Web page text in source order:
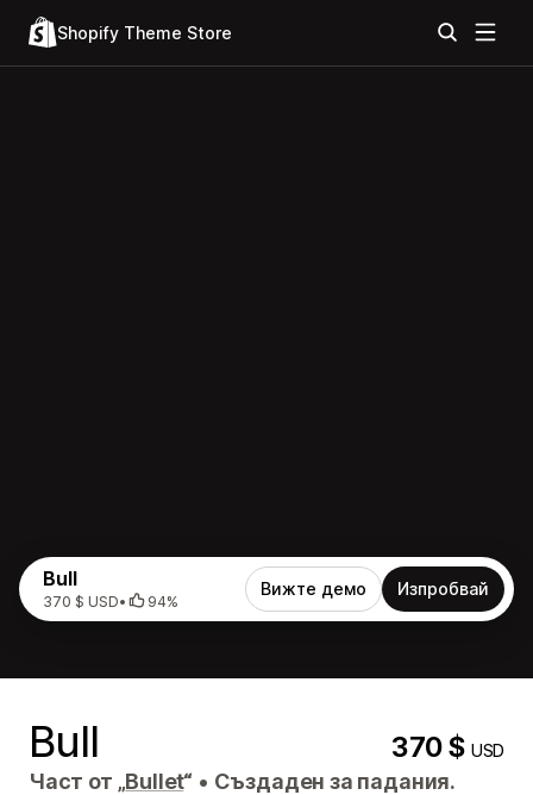
Shopify Theme Store
Bull
370 $ USD• 94%
Вижте демо Изпробвай
Bull 370 $USD
Част от „Bullet“ • Създаден за падания.